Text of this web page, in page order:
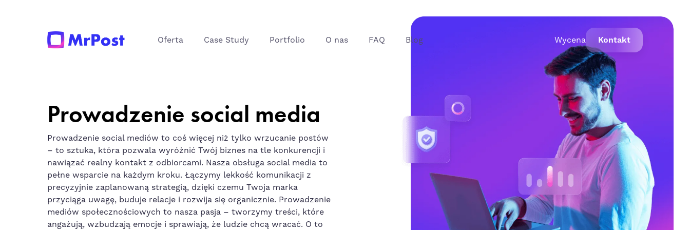
Oferta Case Study Portfolio O nas FAQ Blog Wycena Kontakt
Prowadzenie social media
Prowadzenie socialmediów to coś więcej niż tylko wrzucanie postów
– to sztuka, która pozwala wyróżnić Twój biznes na tle konkurencji i
nawiązać realny kontakt z odbiorcami. Nasza obsługa socialmedia to
pełne wsparcie na każdym kroku. Łączymy lekkość komunikacji z
precyzyjnie zaplanowaną strategią, dzięki czemu Twoja marka
przyciąga uwagę, buduje relacje i rozwija się organicznie. Prowadzenie
mediów społecznościowych to nasza pasja – tworzymy treści, które
angażują, wzbudzają emocje i sprawiają, że ludzie chcą wracać. O to